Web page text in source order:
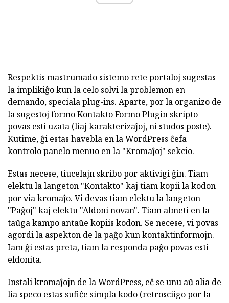
Respektis mastrumado sistemo rete portaloj sugestas
la implikiĝo kun la celo solvi la problemon en
demando, speciala plug-ins. Aparte, por la organizo de
la sugestoj formo Kontakto Formo Plugin skripto
povas esti uzata (liaj karakterizaĵoj, ni studos poste).
Kutime, ĝi estas havebla en la WordPress ĉefa
kontrolo panelo menuo en la "Kromaĵoj" sekcio.
Estas necese, tiucelajn skribo por aktivigi ĝin. Tiam
elektu la langeton "Kontakto" kaj tiam kopii la kodon
por via kromaĵo. Vi devas tiam elektu la langeton
"Paĝoj" kaj elektu "Aldoni novan". Tiam almeti en la
taŭga kampo antaŭe kopiis kodon. Se necese, vi povas
agordi la aspekton de la paĝo kun kontaktinformojn.
Iam ĝi estas preta, tiam la responda paĝo povas esti
eldonita.
Instali kromaĵojn de la WordPress, eĉ se unu aŭ alia de
lia speco estas sufiĉe simpla kodo (retrosciigo por la